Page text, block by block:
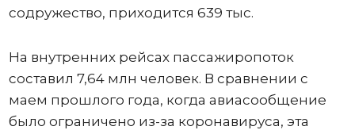
содружество, приходится 639 тыс.
На внутренних рейсах пассажиропоток
составил 7,64 млн человек. В сравнении с
маем прошлого года, когда авиасообщение
было ограничено из-за коронавируса, эта